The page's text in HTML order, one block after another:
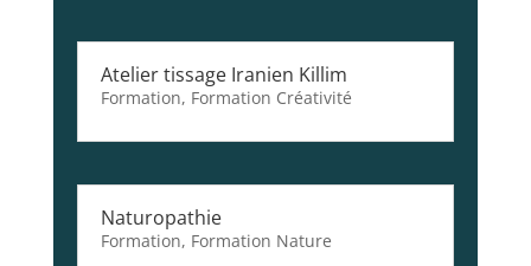
Atelier tissage Iranien Killim
Formation, Formation Créativité
Naturopathie
Formation, Formation Nature